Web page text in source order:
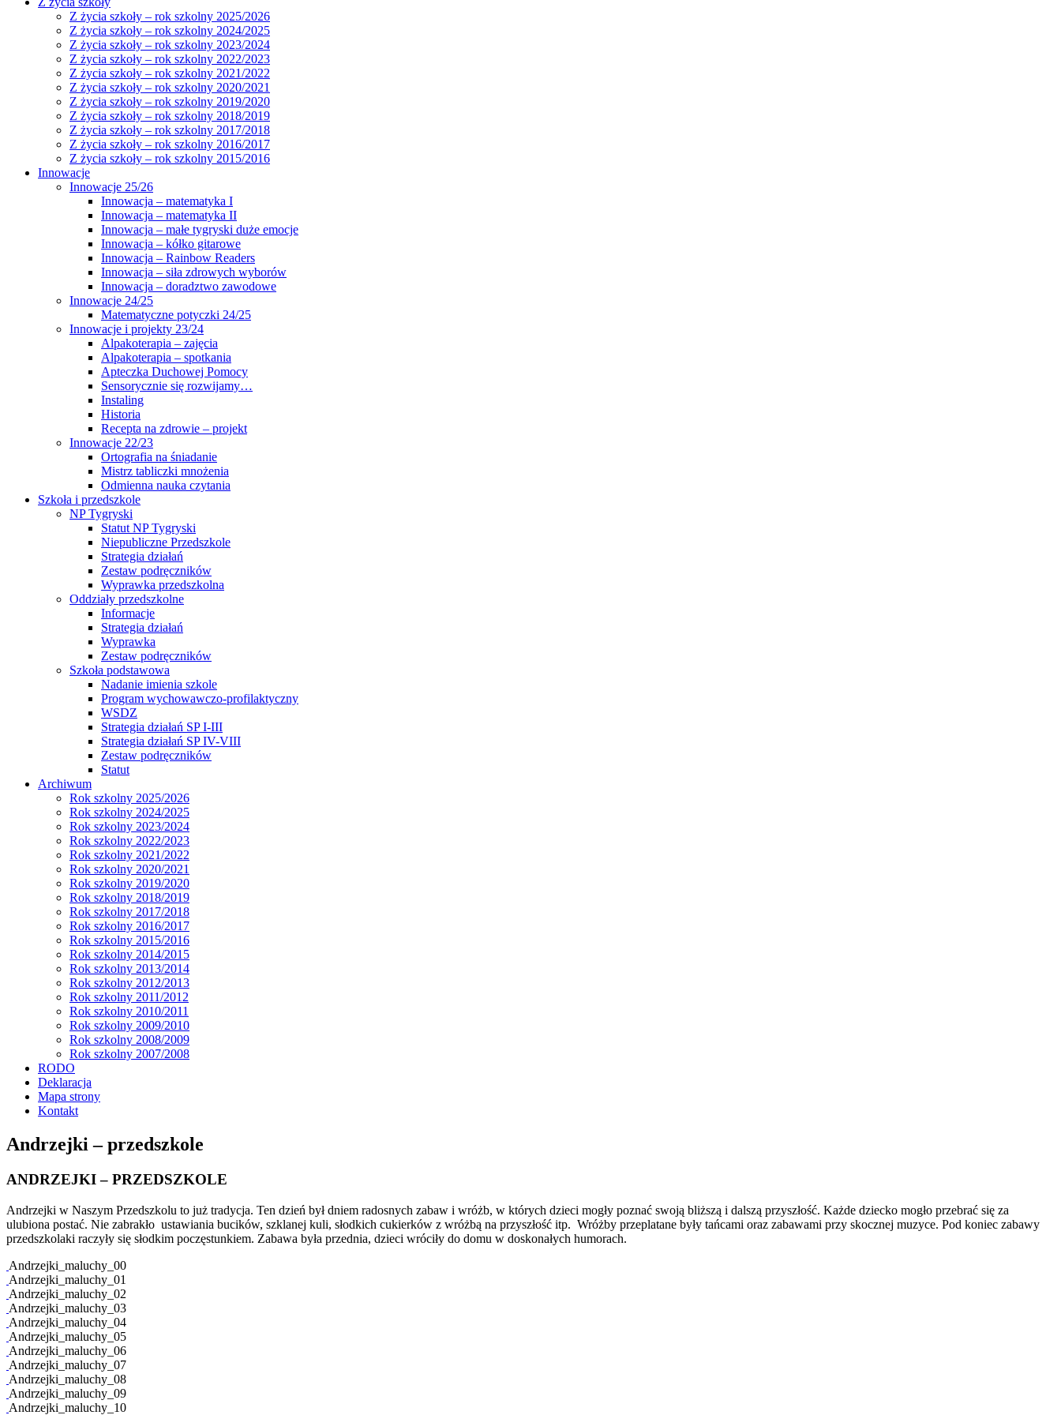
Z życia szkoły – rok szkolny 2025/2026
Z życia szkoły – rok szkolny 2024/2025
Z życia szkoły – rok szkolny 2023/2024
Z życia szkoły – rok szkolny 2022/2023
Z życia szkoły – rok szkolny 2021/2022
Z życia szkoły – rok szkolny 2020/2021
Z życia szkoły – rok szkolny 2019/2020
Z życia szkoły – rok szkolny 2018/2019
Z życia szkoły – rok szkolny 2017/2018
Z życia szkoły – rok szkolny 2016/2017
Z życia szkoły – rok szkolny 2015/2016
Innowacje
Innowacje 25/26
Innowacja – matematyka I
Innowacja – matematyka II
Innowacja – małe tygryski duże emocje
Innowacja – kółko gitarowe
Innowacja – Rainbow Readers
Innowacja – siła zdrowych wyborów
Innowacja – doradztwo zawodowe
Innowacje 24/25
Matematyczne potyczki 24/25
Innowacje i projekty 23/24
Alpakoterapia – zajęcia
Alpakoterapia – spotkania
Apteczka Duchowej Pomocy
Sensorycznie się rozwijamy…
Instaling
Historia
Recepta na zdrowie – projekt
Innowacje 22/23
Ortografia na śniadanie
Mistrz tabliczki mnożenia
Odmienna nauka czytania
Szkoła i przedszkole
NP Tygryski
Statut NP Tygryski
Niepubliczne Przedszkole
Strategia działań
Zestaw podręczników
Wyprawka przedszkolna
Oddziały przedszkolne
Informacje
Strategia działań
Wyprawka
Zestaw podręczników
Szkoła podstawowa
Nadanie imienia szkole
Program wychowawczo-profilaktyczny
WSDZ
Strategia działań SP I-III
Strategia działań SP IV-VIII
Zestaw podręczników
Statut
Archiwum
Rok szkolny 2025/2026
Rok szkolny 2024/2025
Rok szkolny 2023/2024
Rok szkolny 2022/2023
Rok szkolny 2021/2022
Rok szkolny 2020/2021
Rok szkolny 2019/2020
Rok szkolny 2018/2019
Rok szkolny 2017/2018
Rok szkolny 2016/2017
Rok szkolny 2015/2016
Rok szkolny 2014/2015
Rok szkolny 2013/2014
Rok szkolny 2012/2013
Rok szkolny 2011/2012
Rok szkolny 2010/2011
Rok szkolny 2009/2010
Rok szkolny 2008/2009
Rok szkolny 2007/2008
RODO
Deklaracja
Mapa strony
Kontakt
Andrzejki – przedszkole
ANDRZEJKI – PRZEDSZKOLE
Andrzejki w Naszym Przedszkolu to już tradycja. Ten dzień był dniem radosnych zabaw i wróżb, w których dzieci mogły poznać swoją bliższą i dalszą przyszłość. Każde dziecko mogło przebrać się za
ulubiona postać. Nie zabrakło ustawiania bucików, szklanej kuli, słodkich cukierków z wróżbą na przyszłość itp. Wróżby przeplatane były tańcami oraz zabawami przy skocznej muzyce. Pod koniec zabawy
przedszkolaki raczyły się słodkim poczęstunkiem. Zabawa była przednia, dzieci wróciły do domu w doskonałych humorach.
Andrzejki_maluchy_00
Andrzejki_maluchy_01
Andrzejki_maluchy_02
Andrzejki_maluchy_03
Andrzejki_maluchy_04
Andrzejki_maluchy_05
Andrzejki_maluchy_06
Andrzejki_maluchy_07
Andrzejki_maluchy_08
Andrzejki_maluchy_09
Andrzejki_maluchy_10